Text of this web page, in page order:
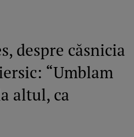
despre căsnicia
“Umblam
altul, ca